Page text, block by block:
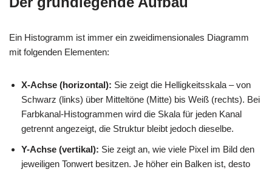
Ein Histogramm ist immer ein zweidimensionales Diagramm
mit folgenden Elementen:
X-Achse (horizontal): Sie zeigt die Helligkeitsskala – von
Schwarz (links) über Mitteltöne (Mitte) bis Weiß (rechts). Bei
Farbkanal-Histogrammen wird die Skala für jeden Kanal
getrennt angezeigt, die Struktur bleibt jedoch dieselbe.
Y-Achse (vertikal): Sie zeigt an, wie viele Pixel im Bild den
jeweiligen Tonwert besitzen. Je höher ein Balken ist, desto